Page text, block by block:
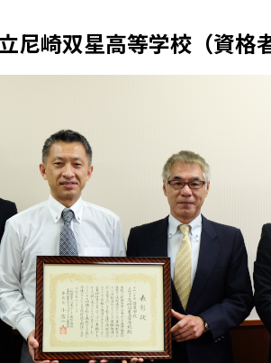
崎双星高等学校（資格